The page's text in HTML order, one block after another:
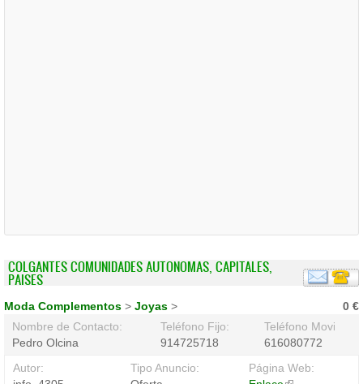
COLGANTES COMUNIDADES AUTONOMAS, CAPITALES,
PAISES
0 €
Moda Complementos > Joyas >
Nombre de Contacto:
Pedro Olcina
Teléfono Fijo:
914725718
Teléfono Movil:
616080772
Autor:
Tipo Anuncio:
Página Web: